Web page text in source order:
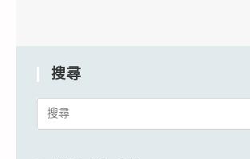
搜尋
Search